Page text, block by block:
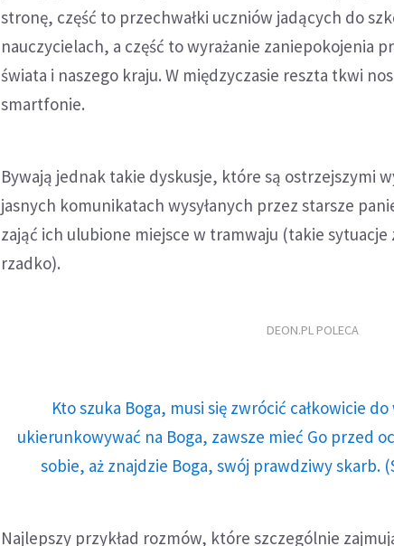
stronę, część to przechwałki uczniów jadących do
nauczycielach, a część to wyrażanie zaniepokojenia
świata i naszego kraju. W międzyczasie reszta tkwi
smartfonie.
Bywają jednak takie dyskusje, które są ostrzejszymi
jasnych komunikatach wysyłanych przez starsze
zająć ich ulubione miejsce w tramwaju (takie
rzadko).
DEON.PL POLECA
Kto szuka Boga, musi się zwrócić całkowicie
ukierunkowywać na Boga, zawsze mieć Go przed
sobie, aż znajdzie Boga, swój prawdziwy skarb.
Najlepszy przykład rozmów, które szczególnie